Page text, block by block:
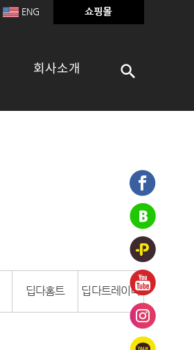
ENG
회사소개
딥다홈트 딥다트레이너